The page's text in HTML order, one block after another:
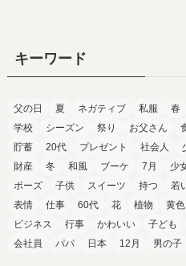
キーワード
父の日 夏 ネガティブ 私服 春
学校
シーズン 祭り お父さん
貯蓄
20代 プレゼント 社会人
財産
冬 和風 ブーケ 7月 少
ポーズ
子供 スイーツ 持つ 若
表情
仕事 60代 花 植物 黄色
ビジネス
行事 かわいい 子ども
会社員
パパ 日本 12月 男の子